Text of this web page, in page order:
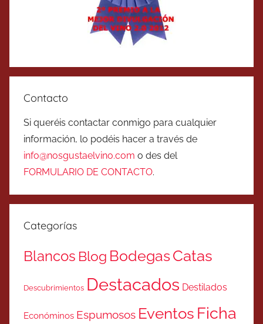
Contacto
Si queréis contactar conmigo para cualquier
información, lo podéis hacer a través de
info@nosgustaelvino.com o des del
FORMULARIO DE CONTACTO.
Categorías
Blancos Blog BodegasCatas
Descubrimientos Destacados Destilados
Económinos Espumosos Eventos Ficha